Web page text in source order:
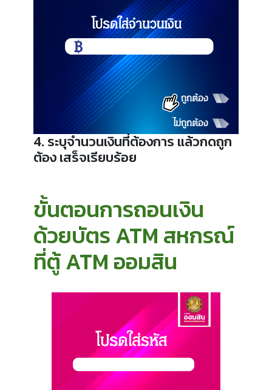
4. ระบุจำนวนเงินที่ต้องการ แล้วกดถูก
ต้อง เสร็จเรียบร้อย
ขั้นตอนการถอนเงิน
ด้วยบัตร ATM สหกรณ์
ที่ตู้ ATM ออมสิน